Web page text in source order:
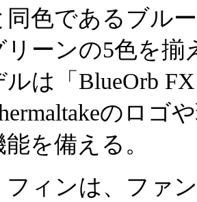
同色であるブル
リーンの5色を揃
ルは「BlueOrb
のロゴ
能を備える。
ィンは、ファ